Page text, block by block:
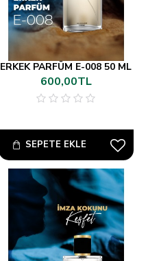
ERKEK PARFÜM E-008 50 ML
600,00TL
SEPETE EKLE